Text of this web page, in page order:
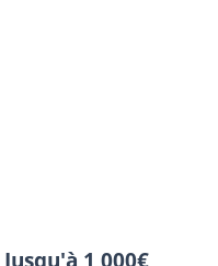
Jusqu'à 1 000€